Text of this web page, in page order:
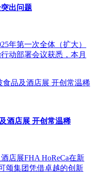
出问题
年第一次全体（扩大）
动部署会议获悉，本月
酒店展 开创常温稀
店展FHA HoReCa在新
颂集团凭借卓越的创新